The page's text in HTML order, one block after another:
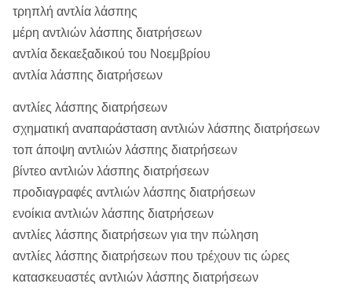
τρηπλή αντλία λάσπης
μέρη αντλιών λάσπης διατρήσεων
αντλία δεκαεξαδικού του Νοεμβρίου
αντλία λάσπης διατρήσεων
αντλίες λάσπης διατρήσεων
σχηματική αναπαράσταση αντλιών λάσπης διατρήσεων
τοπ άποψη αντλιών λάσπης διατρήσεων
βίντεο αντλιών λάσπης διατρήσεων
προδιαγραφές αντλιών λάσπης διατρήσεων
ενοίκια αντλιών λάσπης διατρήσεων
αντλίες λάσπης διατρήσεων για την πώληση
αντλίες λάσπης διατρήσεων που τρέχουν τις ώρες
κατασκευαστές αντλιών λάσπης διατρήσεων